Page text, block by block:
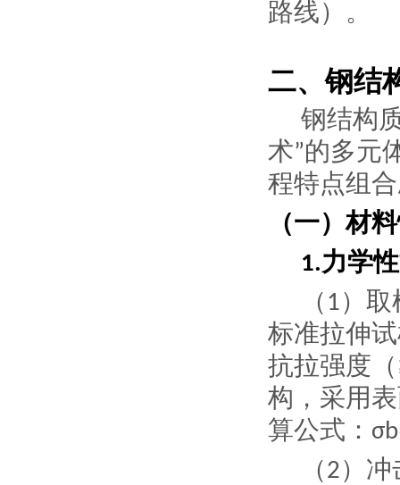
路线）。
二、钢结
钢结构
术”的多元
程特点组
（一）材
1.力学
（ 1） 取
标准拉伸
抗拉强度（
构，采用
算公式：
（2） 冲